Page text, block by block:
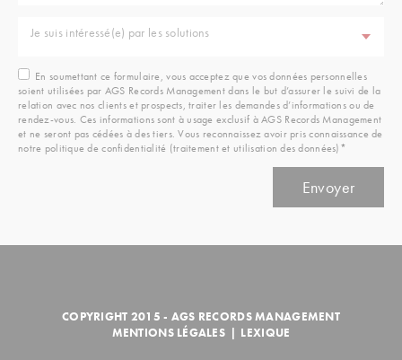
Je suis intéressé(e) par les solutions
En soumettant ce formulaire, vous acceptez que vos données personnelles
soient utilisées par AGS Records Management dans le but d’assurer le suivi de la
relation avec nos clients et prospects, traiter les demandes d’informations ou de
rendez-vous. Ces informations sont à usage exclusif à AGS Records Management
et ne seront pas cédées à des tiers. Vous reconnaissez avoir pris connaissance de
notre politique de confidentialité (traitement et utilisation des données)*
COPYRIGHT 2015 - AGS RECORDS MANAGEMENT
MENTIONS LÉGALES | LEXIQUE